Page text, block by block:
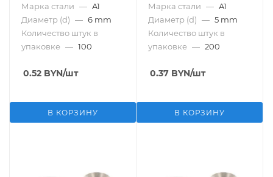
Марка стали — A1
Диаметр (d) — 6 mm
Количество штук в
упаковке — 100
0.52 BYN/шт
В КОРЗИНУ
Марка стали — A1
Диаметр (d) — 5 mm
Количество штук в
упаковке — 200
0.37 BYN/шт
В КОРЗИНУ